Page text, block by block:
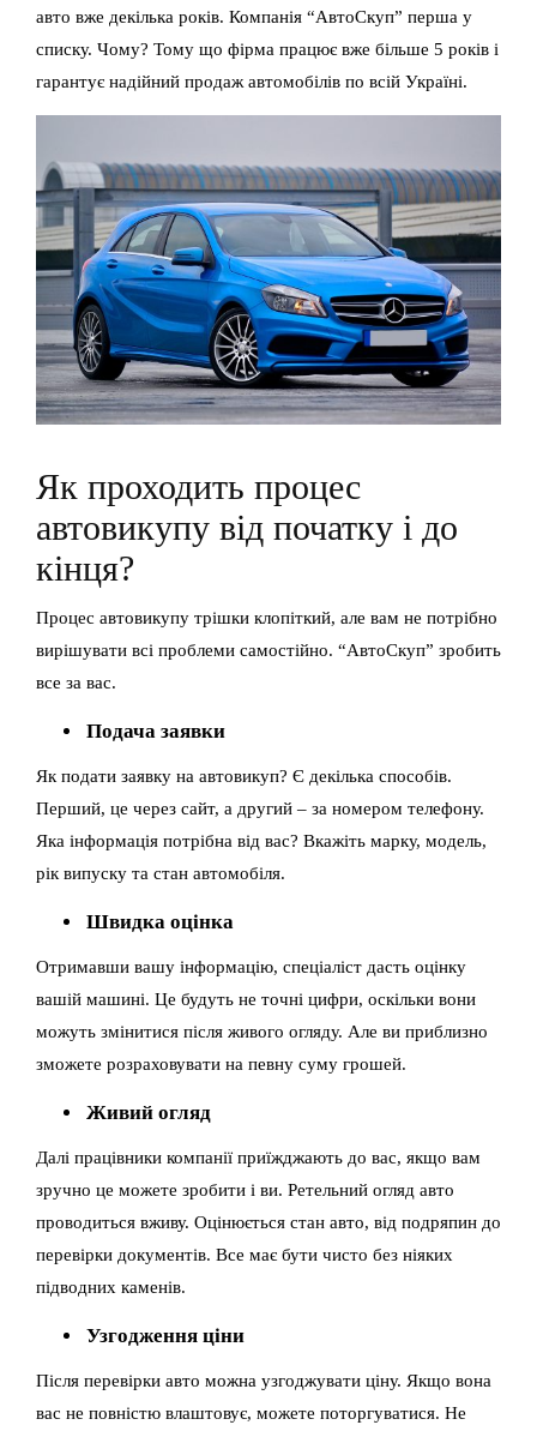
авто вже декілька років. Компанія “АвтоСкуп” перша у
списку. Чому? Тому що фірма працює вже більше 5 років і
гарантує надійний продаж автомобілів по всій Україні.
Як проходить процес
автовикупу від початку і до
кінця?
Процес автовикупу трішки клопіткий, але вам не потрібно
вирішувати всі проблеми самостійно. “АвтоСкуп” зробить
все за вас.
Подача заявки
Як подати заявку на автовикуп? Є декілька способів.
Перший, це через сайт, а другий – за номером телефону.
Яка інформація потрібна від вас? Вкажіть марку, модель,
рік випуску та стан автомобіля.
Швидка оцінка
Отримавши вашу інформацію, спеціаліст дасть оцінку
вашій машині. Це будуть не точні цифри, оскільки вони
можуть змінитися після живого огляду. Але ви приблизно
зможете розраховувати на певну суму грошей.
Живий огляд
Далі працівники компанії приїжджають до вас, якщо вам
зручно це можете зробити і ви. Ретельний огляд авто
проводиться вживу. Оцінюється стан авто, від подряпин до
перевірки документів. Все має бути чисто без ніяких
підводних каменів.
Узгодження ціни
Після перевірки авто можна узгоджувати ціну. Якщо вона
вас не повністю влаштовує, можете поторгуватися. Не